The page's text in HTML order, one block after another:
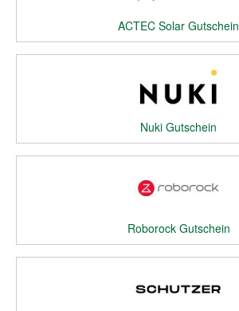
ACTEC Solar Gutschein
Nuki Gutschein
Roborock Gutschein